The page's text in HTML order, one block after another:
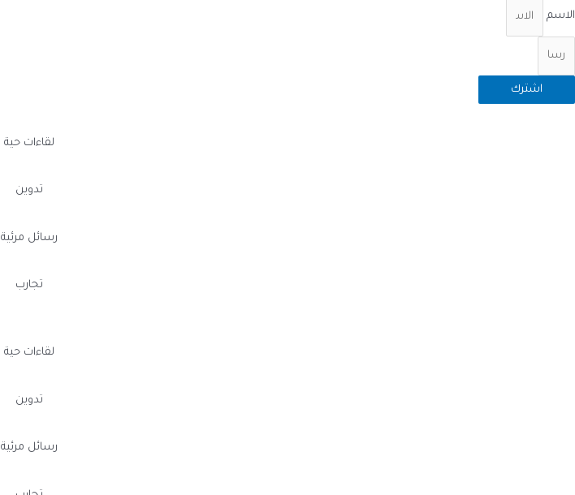
الاسم
اشترك
لقاءات حية
تدوين
رسائل مرئية
تجارب
لقاءات حية
تدوين
رسائل مرئية